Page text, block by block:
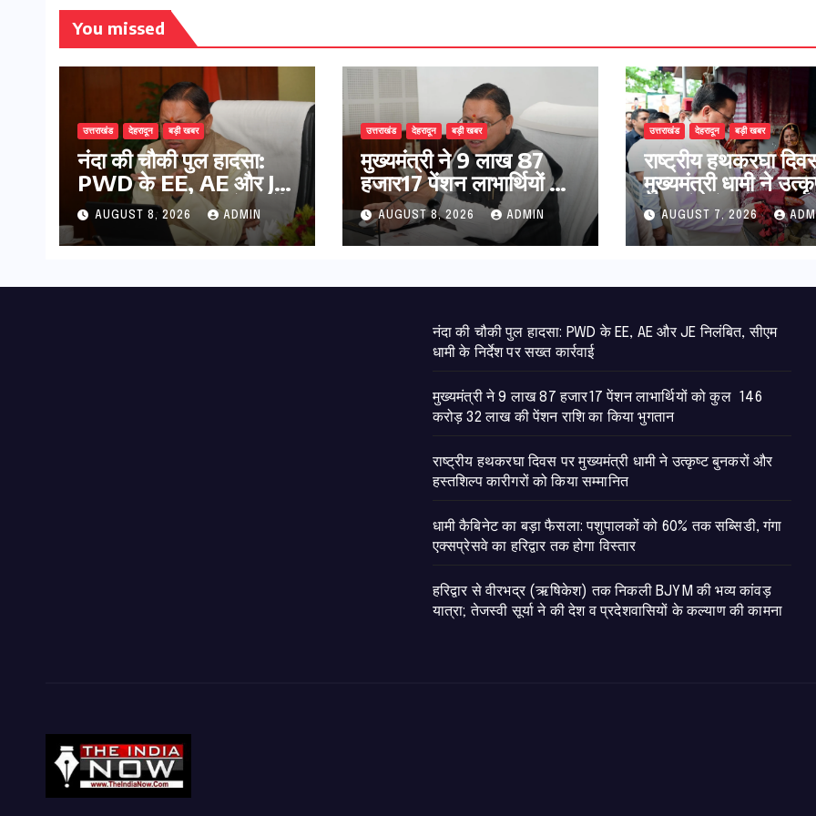
You missed
उत्तराखंड देहरादून बड़ी खबर
नंदा की चौकी पुल हादसा:
PWD के EE, AE और JE
निलंबित, सीएम धामी के निर्देश
पर सख्त कार्रवाई
AUGUST 8, 2026 ADMIN
उत्तराखंड देहरादून बड़ी खबर
मुख्यमंत्री ने 9 लाख 87
हजार17 पेंशन लाभार्थियों को
कुल 146 करोड़ 32 लाख
की पेंशन राशि का किया
भुगतान
AUGUST 8, 2026 ADMIN
उत्तराखंड देहरादून बड़ी खबर
राष्ट्रीय हथकरघा
मुख्यमंत्री धामी ने
बुनकरों और हस्तशिल्प
कारीगरों को किया
AUGUST 7, 2026
नंदा की चौकी पुल हादसा: PWD के EE, AE और JE निलंबित, सीएम
धामी के निर्देश पर सख्त कार्रवाई
मुख्यमंत्री ने 9 लाख 87 हजार17 पेंशन लाभार्थियों को कुल 146
करोड़ 32 लाख की पेंशन राशि का किया भुगतान
राष्ट्रीय हथकरघा दिवस पर मुख्यमंत्री धामी ने उत्कृष्ट बुनकरों और
हस्तशिल्प कारीगरों को किया सम्मानित
​धामी कैबिनेट का बड़ा फैसला: पशुपालकों को 60% तक सब्सिडी, गंगा
एक्सप्रेसवे का हरिद्वार तक होगा विस्तार
​हरिद्वार से वीरभद्र (ऋषिकेश) तक निकली BJYM की भव्य कांवड़
यात्रा; तेजस्वी सूर्या ने की देश व प्रदेशवासियों के कल्याण की कामना